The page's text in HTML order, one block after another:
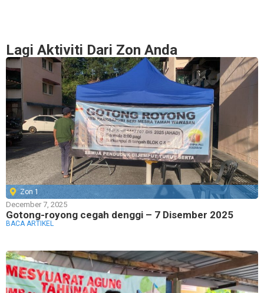
Lagi Aktiviti Dari Zon Anda
Zon 1
December 7, 2025
Gotong-royong cegah denggi – 7 Disember 2025
BACA ARTIKEL